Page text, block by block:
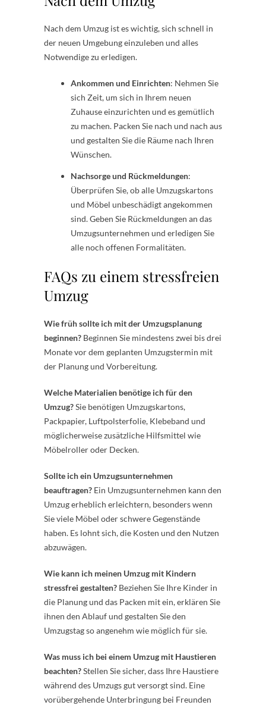
Nach dem Umzug ist es wichtig, sich schnell in
der neuen Umgebung einzuleben und alles
Notwendige zu erledigen.
Ankommen und Einrichten: Nehmen Sie
sich Zeit, um sich in Ihrem neuen
Zuhause einzurichten und es gemütlich
zu machen. Packen Sie nach und nach aus
und gestalten Sie die Räume nach Ihren
Wünschen.
Nachsorge und Rückmeldungen:
Überprüfen Sie, ob alle Umzugskartons
und Möbel unbeschädigt angekommen
sind. Geben Sie Rückmeldungen an das
Umzugsunternehmen und erledigen Sie
alle noch offenen Formalitäten.
FAQs zu einem stressfreien
Umzug
Wie früh sollte ich mit der Umzugsplanung
beginnen? Beginnen Sie mindestens zwei bis drei
Monate vor dem geplanten Umzugstermin mit
der Planung und Vorbereitung.
Welche Materialien benötige ich für den
Umzug?Sie benötigen Umzugskartons,
Packpapier, Luftpolsterfolie, Klebeband und
möglicherweise zusätzliche Hilfsmittel wie
Möbelroller oder Decken.
Sollte ich ein Umzugsunternehmen
beauftragen? Ein Umzugsunternehmen kann den
Umzug erheblich erleichtern, besonders wenn
Sie viele Möbel oder schwere Gegenstände
haben. Es lohnt sich, die Kosten und den Nutzen
abzuwägen.
Wie kann ich meinen Umzug mit Kindern
stressfrei gestalten? Beziehen Sie Ihre Kinder in
die Planung und das Packen mit ein, erklären Sie
ihnen den Ablauf und gestalten Sie den
Umzugstag so angenehm wie möglich für sie.
Was muss ich bei einem Umzug mit Haustieren
beachten?Stellen Sie sicher, dass Ihre Haustiere
während des Umzugs gut versorgt sind. Eine
vorübergehende Unterbringung bei Freunden